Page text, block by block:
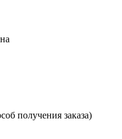
получения заказа)